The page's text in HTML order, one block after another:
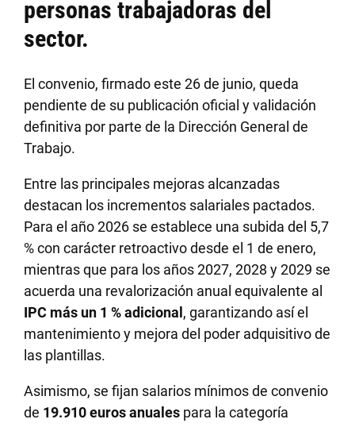
personas trabajadoras del
sector.
El convenio, firmado este 26 de junio, queda
pendiente de su publicación oficial y validación
definitiva por parte de la Dirección General de
Trabajo.
Entre las principales mejoras alcanzadas
destacan los incrementos salariales pactados.
Para el año 2026 se establece una subida del 5,7
% con carácter retroactivo desde el 1 de enero,
mientras que para los años 2027, 2028 y 2029 se
acuerda una revalorización anual equivalente al
IPC más un 1 % adicional , garantizando así el
mantenimiento y mejora del poder adquisitivo de
las plantillas.
Asimismo, se fijan salarios mínimos de convenio
de 19.910 euros anuales para la categoría